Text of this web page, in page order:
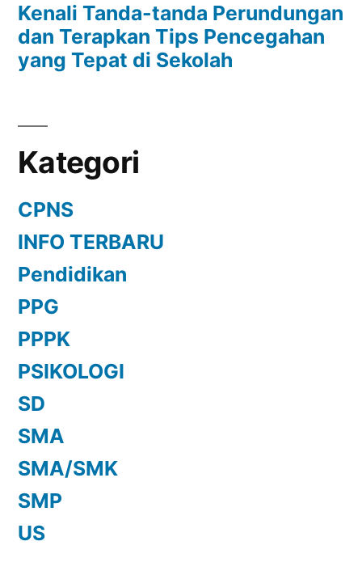
Kenali Tanda-tanda Perundungan
dan Terapkan Tips Pencegahan
yang Tepat di Sekolah
Kategori
CPNS
INFO TERBARU
Pendidikan
PPG
PPPK
PSIKOLOGI
SD
SMA
SMA/SMK
SMP
US